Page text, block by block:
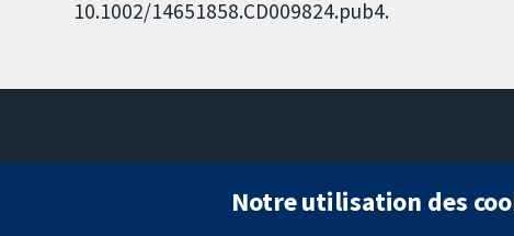
10.1002/14651858.CD009824.pub4.
Notre utilisation des